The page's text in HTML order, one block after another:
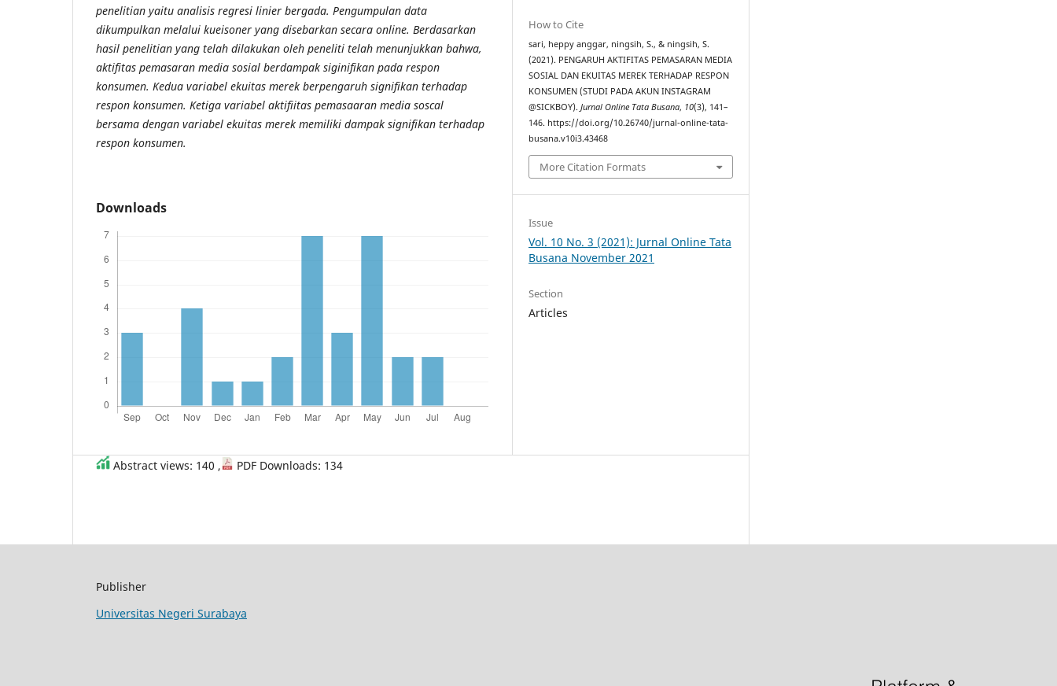
penelitian yaitu analisis regresi linier bergada. Pengumpulan data
dikumpulkan melalui kueisoner yang disebarkan secara online. Berdasarkan
hasil penelitian yang telah dilakukan oleh peneliti telah menunjukkan bahwa,
aktifitas pemasaran media sosial berdampak siginifikan pada respon
konsumen. Kedua variabel ekuitas merek berpengaruh signifikan terhadap
respon konsumen. Ketiga variabel aktifiitas pemasaaran media soscal
bersama dengan variabel ekuitas merek memiliki dampak signifikan terhadap
respon konsumen.
Downloads
How to Cite
sari, heppy anggar, ningsih, S., & ningsih, S.
(2021). PENGARUH AKTIFITAS PEMASARAN MEDIA
SOSIAL DAN EKUITAS MEREK TERHADAP RESPON
KONSUMEN (STUDI PADA AKUN INSTAGRAM
@SICKBOY).Jurnal Online Tata Busana, 10(3), 141–
146. https://doi.org/10.26740/jurnal-online-tata-
busana.v10i3.43468
More Citation Formats
Issue
Vol. 10 No. 3 (2021): Jurnal Online Tata
Busana November 2021
Section
Articles
Abstract views: 140 , PDF Downloads: 134
Publisher
Universitas Negeri Surabaya